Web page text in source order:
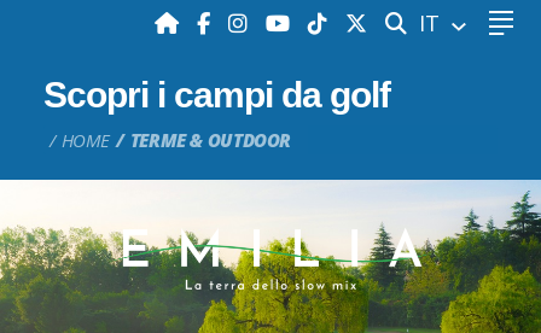
CERCA
IT
Scopri i campi da golf
HOME TERME & OUTDOOR